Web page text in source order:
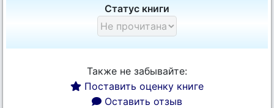
Статус книги
Также не забывайте:
Поставить оценку книге
Оставить отзыв